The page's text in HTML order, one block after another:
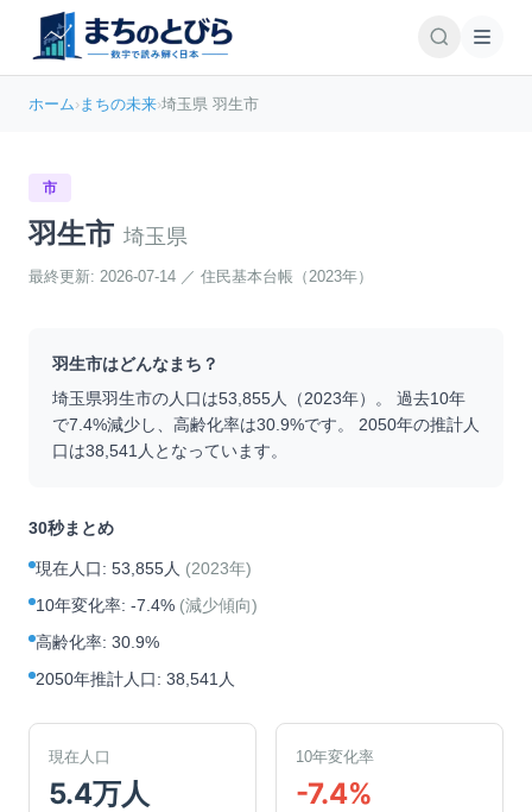
ホーム›まちの未来›埼玉県 羽生市
市
羽生市 埼玉県
最終更新: 2026-07-14 ／ 住民基本台帳（2023年）
羽生市はどんなまち？
埼玉県羽生市の人口は53,855人（2023年）。 過去10年
で7.4%減少し、高齢化率は30.9%です。 2050年の推計人
口は38,541 人となっています。
30秒まとめ
現在人口: 53,855人 (2023年)
10年変化率: -7.4% (減少傾向)
高齢化率: 30.9%
2050年推計人口: 38,541人
現在人口
5.4万人
10年変化率
-7.4%